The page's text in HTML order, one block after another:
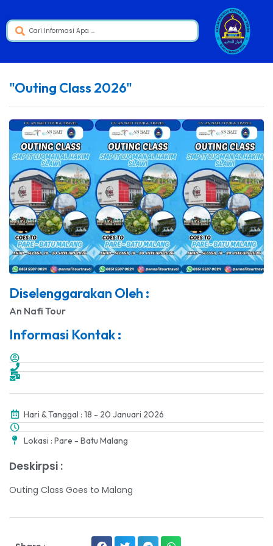
"Outing Class 2026"
Diselenggarakan Oleh :
An Nafi Tour
Informasi Kontak :
Hari & Tanggal : 18 - 20 Januari 2026
Lokasi : Pare - Batu Malang
Deskirpsi :
Outing Class Goes to Malang